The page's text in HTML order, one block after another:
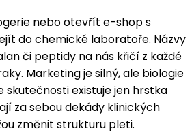
nebo otevřít e-shop s
do chemické laboratoře. Názvy
či peptidy na nás křičí z každé
Marketing je silný, ale biologie
skutečnosti existuje jen hrstka
za sebou dekády klinických
změnit strukturu pleti.